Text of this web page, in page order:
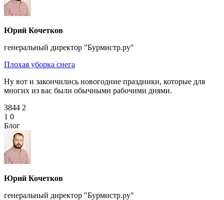
Юрий Кочетков
генеральный директор "Бурмистр.ру"
Плохая уборка снега
Ну вот и закончились новогодние праздники, которые для
многих из вас были обычными рабочими днями.
3844 2
1 0
Блог
Юрий Кочетков
генеральный директор "Бурмистр.ру"